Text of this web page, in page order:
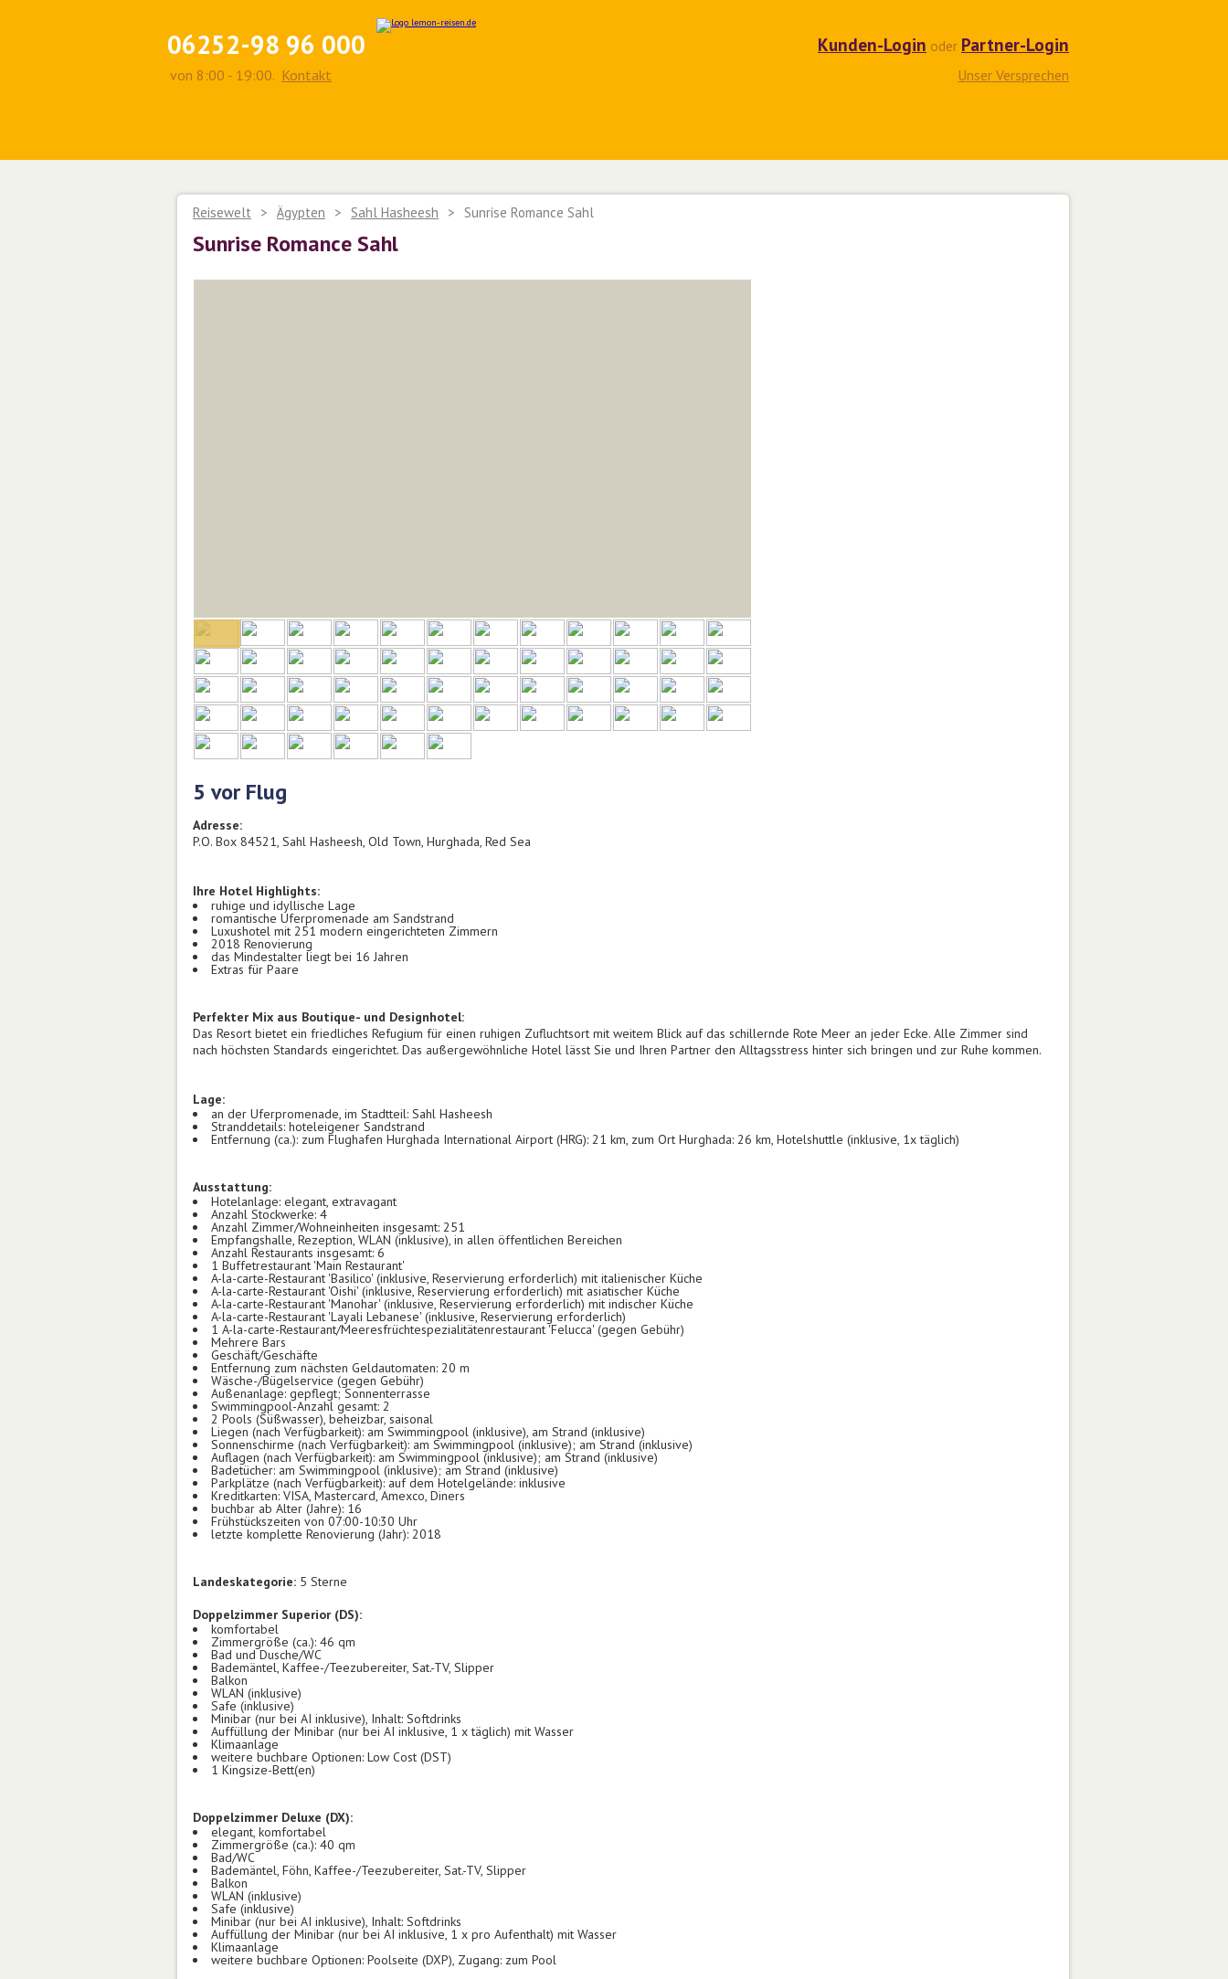
06252-98 96 000
von 8:00 - 19:00. Kontakt
Kunden-Login oder Partner-Login
Unser Versprechen
Reisewelt > Ägypten > Sahl Hasheesh > Sunrise Romance Sahl
Sunrise Romance Sahl
5 vor Flug
Adresse:
P.O. Box 84521, Sahl Hasheesh, Old Town, Hurghada, Red Sea
Ihre Hotel Highlights:
ruhige und idyllische Lage
romantische Uferpromenade am Sandstrand
Luxushotel mit 251 modern eingerichteten Zimmern
2018 Renovierung
das Mindestalter liegt bei 16 Jahren
Extras für Paare
Perfekter Mix aus Boutique- und Designhotel:
Das Resort bietet ein friedliches Refugium für einen ruhigen Zufluchtsort mit weitem Blick auf das schillernde Rote Meer an jeder Ecke. Alle Zimmer sind
nach höchsten Standards eingerichtet. Das außergewöhnliche Hotel lässt Sie und Ihren Partner den Alltagsstress hinter sich bringen und zur Ruhe kommen.
Lage:
an der Uferpromenade, im Stadtteil: Sahl Hasheesh
Stranddetails: hoteleigener Sandstrand
Entfernung (ca.): zum Flughafen Hurghada International Airport (HRG): 21 km, zum Ort Hurghada: 26 km, Hotelshuttle (inklusive, 1x täglich)
Ausstattung:
Hotelanlage: elegant, extravagant
Anzahl Stockwerke: 4
Anzahl Zimmer/Wohneinheiten insgesamt: 251
Empfangshalle, Rezeption, WLAN (inklusive), in allen öffentlichen Bereichen
Anzahl Restaurants insgesamt: 6
1 Buffetrestaurant 'Main Restaurant'
A-la-carte-Restaurant 'Basilico' (inklusive, Reservierung erforderlich) mit italienischer Küche
A-la-carte-Restaurant 'Oishi' (inklusive, Reservierung erforderlich) mit asiatischer Küche
A-la-carte-Restaurant 'Manohar' (inklusive, Reservierung erforderlich) mit indischer Küche
A-la-carte-Restaurant 'Layali Lebanese' (inklusive, Reservierung erforderlich)
1 A-la-carte-Restaurant/Meeresfrüchtespezialitätenrestaurant 'Felucca' (gegen Gebühr)
Mehrere Bars
Geschäft/Geschäfte
Entfernung zum nächsten Geldautomaten: 20 m
Wäsche-/Bügelservice (gegen Gebühr)
Außenanlage: gepflegt; Sonnenterrasse
Swimmingpool-Anzahl gesamt: 2
2 Pools (Süßwasser), beheizbar, saisonal
Liegen (nach Verfügbarkeit): am Swimmingpool (inklusive), am Strand (inklusive)
Sonnenschirme (nach Verfügbarkeit): am Swimmingpool (inklusive); am Strand (inklusive)
Auflagen (nach Verfügbarkeit): am Swimmingpool (inklusive); am Strand (inklusive)
Badetücher: am Swimmingpool (inklusive); am Strand (inklusive)
Parkplätze (nach Verfügbarkeit): auf dem Hotelgelände: inklusive
Kreditkarten: VISA, Mastercard, Amexco, Diners
buchbar ab Alter (Jahre): 16
Frühstückszeiten von 07:00-10:30 Uhr
letzte komplette Renovierung (Jahr): 2018
Landeskategorie: 5 Sterne
Doppelzimmer Superior (DS):
komfortabel
Zimmergröße (ca.): 46 qm
Bad und Dusche/WC
Bademäntel, Kaffee-/Teezubereiter, Sat.-TV, Slipper
Balkon
WLAN (inklusive)
Safe (inklusive)
Minibar (nur bei AI inklusive), Inhalt: Softdrinks
Auffüllung der Minibar (nur bei AI inklusive, 1 x täglich) mit Wasser
Klimaanlage
weitere buchbare Optionen: Low Cost (DST)
1 Kingsize-Bett(en)
Doppelzimmer Deluxe (DX):
elegant, komfortabel
Zimmergröße (ca.): 40 qm
Bad/WC
Bademäntel, Föhn, Kaffee-/Teezubereiter, Sat.-TV, Slipper
Balkon
WLAN (inklusive)
Safe (inklusive)
Minibar (nur bei AI inklusive), Inhalt: Softdrinks
Auffüllung der Minibar (nur bei AI inklusive, 1 x pro Aufenthalt) mit Wasser
Klimaanlage
weitere buchbare Optionen: Poolseite (DXP), Zugang: zum Pool